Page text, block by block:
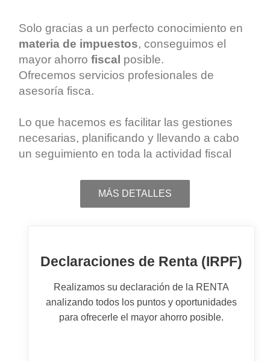
Solo gracias a un perfecto conocimiento en
materia de impuestos, conseguimos el
mayor ahorro fiscal posible.
Ofrecemos servicios profesionales de
asesoría fisca.
Lo que hacemos es facilitar las gestiones
necesarias, planificando y llevando a cabo
un seguimiento en toda la actividad fiscal
MÁS DETALLES
Declaraciones de Renta (IRPF)
Realizamos su declaración de la RENTA
analizando todos los puntos y oportunidades
para ofrecerle el mayor ahorro posible.